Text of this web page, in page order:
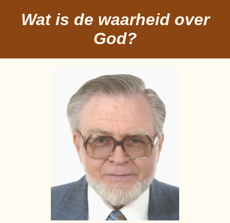
Wat is de waarheid over
God?